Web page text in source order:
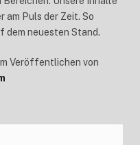
am Puls der Zeit. So
dem neuesten Stand.
Veröffentlichen von